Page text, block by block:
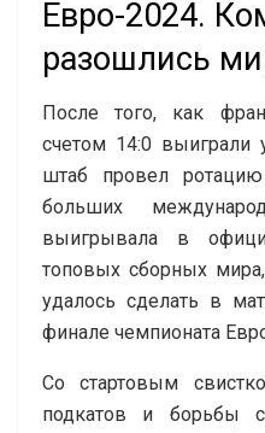
Евро-2024.
разошлись
После того, как
счетом 14:0 выиграли
штаб провел
больших
выигрывала в
топовых сборных
удалось сделать в
финале чемпионата
Со стартовым
подкатов и борьбы